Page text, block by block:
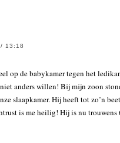
13:18
op de babykamer tegen het
anders willen! Bij mijn zoon
slaapkamer. Hij heeft tot zo’n
is me heilig! Hij is nu trouwens